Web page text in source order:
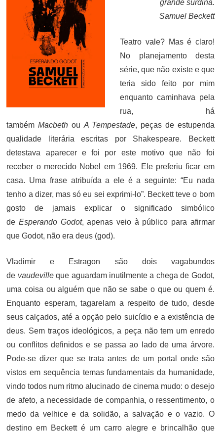
grande surdina.
Samuel Beckett
Teatro vale? Mas é claro!
No planejamento desta
série, que não existe e que
teria sido feito por mim
enquanto caminhava pela
rua, há
tambémMacbeth ouA Tempestade, peças de estupenda
qualidade literária escritas por Shakespeare. Beckett
detestava aparecer e foi por este motivo que não foi
receber o merecido Nobel em 1969. Ele preferiu ficar em
casa. Uma frase atribuída a ele é a seguinte: “Eu nada
tenho a dizer, mas só eu sei exprimi-lo”. Beckett teve o bom
gosto de jamais explicar o significado simbólico
deEsperando Godot, apenas veio à público para afirmar
que Godot, não era deus (god).
Vladimir e Estragon são dois vagabundos
de vaudevilleque aguardam inutilmente a chega de Godot,
uma coisa ou alguém que não se sabe o que ou quem é.
Enquanto esperam, tagarelam a respeito de tudo, desde
seus calçados, até a opção pelo suicídio e a existência de
deus. Sem traços ideológicos, a peça não tem um enredo
ou conflitos definidos e se passa ao lado de uma árvore.
Pode-se dizer que se trata antes de um portal onde são
vistos em sequência temas fundamentais da humanidade,
vindo todos num ritmo alucinado de cinema mudo: o desejo
de afeto, a necessidade de companhia, o ressentimento, o
medo da velhice e da solidão, a salvação e o vazio. O
destino em Beckett é um carro alegre e brincalhão que